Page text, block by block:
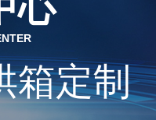
箱定制